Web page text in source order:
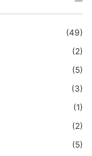
(49)
(2)
(5)
(3)
(1)
(2)
(5)